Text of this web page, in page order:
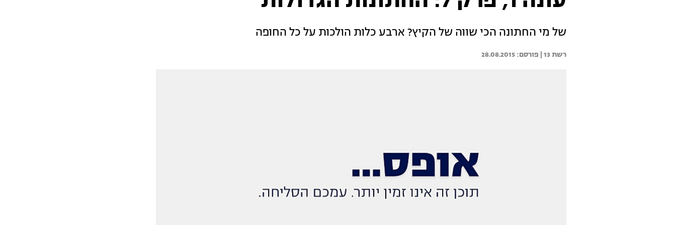
של מי החתונה הכי שווה של הקיץ? ארבע כלות הולכות על כל החופה
רשת 13 | 28.08.2015